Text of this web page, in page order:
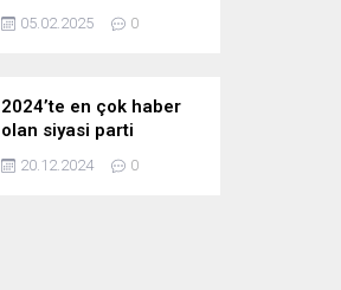
ve çabuk balgam
söktürücü kür!
05.02.2025 0
2024’te en çok haber
olan siyasi parti
liderleri! Zirvedeki isim
fark attı
20.12.2024 0